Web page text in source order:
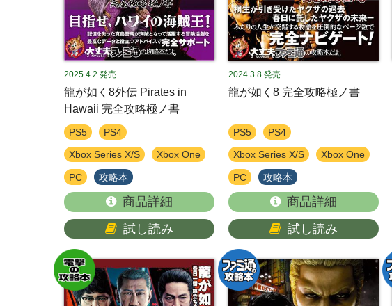
2025.4.2 発売
龍が如く8外伝 Pirates in
Hawaii 完全攻略極ノ書
PS5 PS4
Xbox Series X/S Xbox One
PC 攻略本
商品詳細
試し読み
2024.3.8 発売
龍が如く8 完全攻略極ノ書
PS5 PS4
Xbox Series X/S Xbox One
PC 攻略本
商品詳細
試し読み